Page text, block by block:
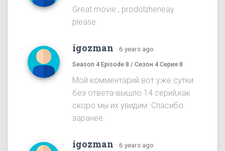
Great movie , prodolzheneay
please .
igozman · 6 years ago
Season 4 Episode 8 / Сезон 4 Серия 8
Мой комментарий вот уже сутки
без ответа-вышло 14 серий,как
скоро мы их увидим. Спасибо
заранее.
igozman · 6 years ago